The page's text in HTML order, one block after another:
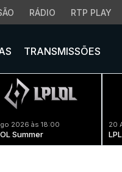
RÁDIO RTP PLAY
TRANSMISSÕES
2026 às 18:00
Summer
20